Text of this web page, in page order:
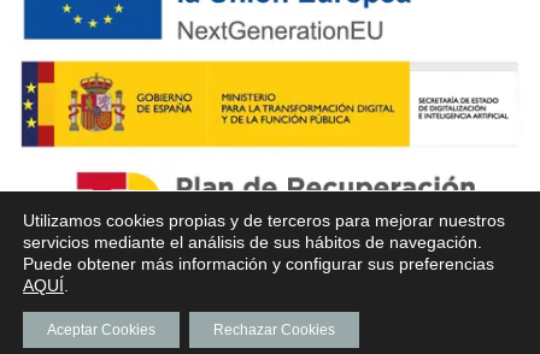
Utilizamos cookies propias y de terceros para mejorar nuestros
servicios mediante el análisis de sus hábitos de navegación.
Puede obtener más información y configurar sus preferencias
AQUÍ
Aceptar Cookies Rechazar Cookies